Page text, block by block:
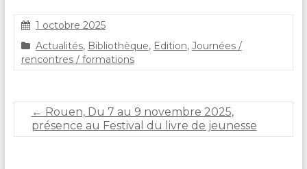
S
t
é
1 octobre 2025
Actualités, Bibliothèque, Edition, Journées /
rencontres / formations
← Rouen, Du 7 au 9 novembre 2025,
présence au Festival du livre de jeunesse